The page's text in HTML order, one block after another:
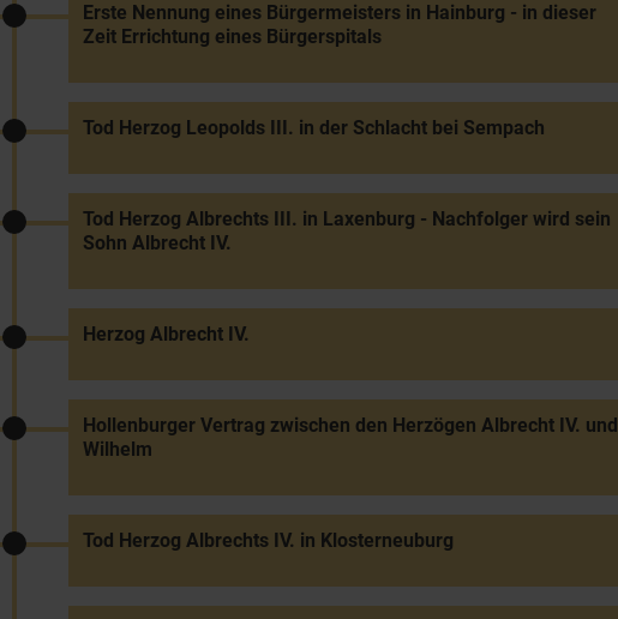
Erste Nennung eines Bürgermeisters in Hainburg - in dieser
Zeit Errichtung eines Bürgerspitals
Tod Herzog Leopolds III. in der Schlacht bei Sempach
Tod Herzog Albrechts III. in Laxenburg - Nachfolger wird sein
Sohn Albrecht IV.
Herzog Albrecht IV.
Hollenburger Vertrag zwischen den Herzögen Albrecht IV. und
Wilhelm
Tod Herzog Albrechts IV. in Klosterneuburg